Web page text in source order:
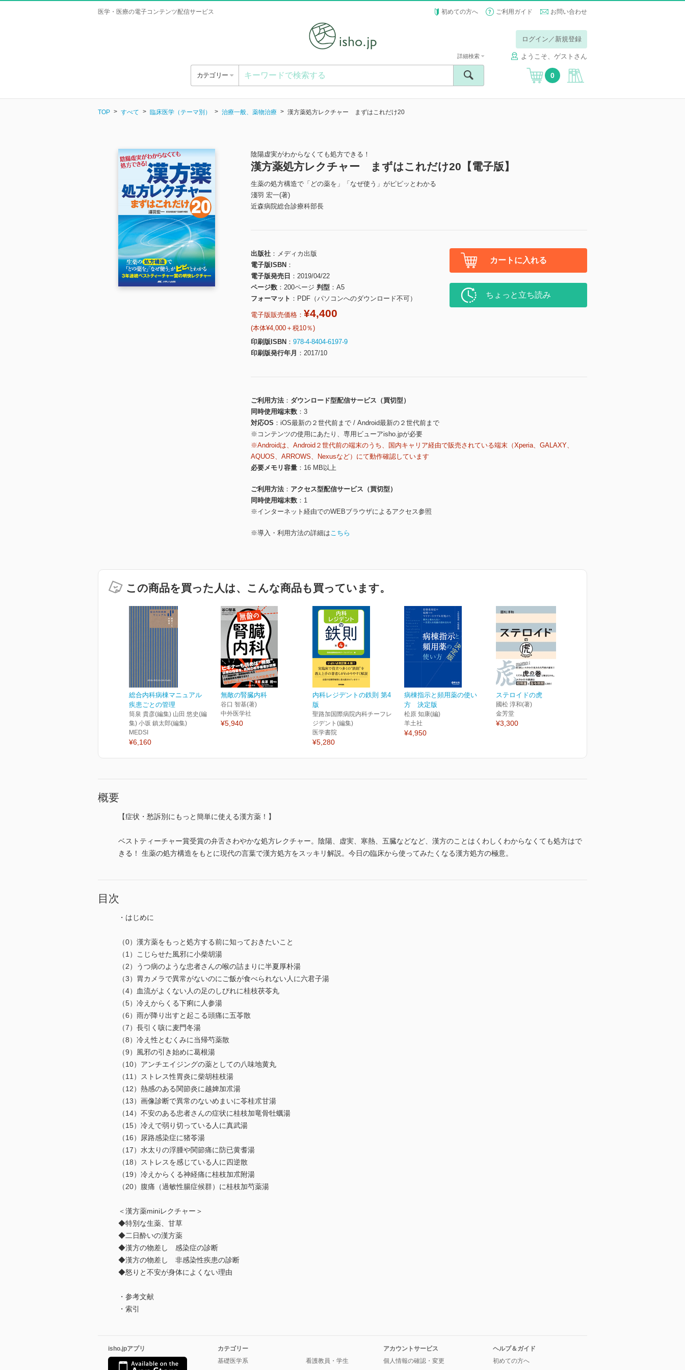
医学・医療の電子コンテンツ配信サービス 初めての方へ ご利用ガイド お問い合わせ
ログイン／新規登録
ようこそ、ゲストさん
カテゴリー
詳細検索
0
TOP すべて 臨床医学（テーマ別） 治療一般、薬物治療 漢方薬処方レクチャー まずはこれだけ20
陰陽虚実がわからなくても処方できる！
漢方薬処方レクチャー まずはこれだけ20【電子版】
生薬の処方構造で「どの薬を」「なぜ使う」がピピッとわかる
淺羽 宏一(著)
近森病院総合診療科部長
出版社
メディカ出版
電子版ISBN
電子版発売日
2019/04/22
ページ数
200ページ 判型
A5
フォーマット
PDF（パソコンへのダウンロード不可）
電子版販売価格： ¥4,400
(本体¥4,000＋税10％)
印刷版ISBN
978-4-8404-6197-9
印刷版発行年月
2017/10
カートに入れる
ちょっと立ち読み
ご利用方法
ダウンロード型配信サービス（買切型）
同時使用端末数
3
対応OS
iOS最新の２世代前まで / Android最新の２世代前まで
※コンテンツの使用にあたり、専用ビューアisho.jpが必要
※Androidは、Android２世代前の端末のうち、国内キャリア経由で販売されている端末（Xperia、GALAXY、
AQUOS、ARROWS、Nexusなど）にて動作確認しています
必要メモリ容量
16 MB以上
ご利用方法
アクセス型配信サービス（買切型）
同時使用端末数
1
※インターネット経由でのWEBブラウザによるアクセス参照
※導入・利用方法の詳細はこちら
この商品を買った人は、こんな商品も買っています。
総合内科病棟マニュアル
疾患ごとの管理
筒泉 貴彦(編集) 山田 悠史(編
集) 小坂 鎮太郎(編集)
MEDSI
¥6,160
無敵の腎臓内科
谷口 智基(著)
中外医学社
¥5,940
内科レジデントの鉄則 第4
版
聖路加国際病院内科チーフレ
ジデント(編集)
医学書院
¥5,280
病棟指示と頻用薬の使い
方 決定版
松原 知康(編)
羊土社
¥4,950
ステロイドの虎
國松 淳和(著)
金芳堂
¥3,300
概要
【症状・愁訴別にもっと簡単に使える漢方薬！】
ベストティーチャー賞受賞の弁舌さわやかな処方レクチャー。陰陽、虚実、寒熱、五臓などなど、漢方のことはくわしくわからなくても処方はで
きる！ 生薬の処方構造をもとに現代の言葉で漢方処方をスッキリ解説。今日の臨床から使ってみたくなる漢方処方の極意。
目次
・はじめに
（0）漢方薬をもっと処方する前に知っておきたいこと
（1）こじらせた風邪に小柴胡湯
（2）うつ病のような忠者さんの喉の詰まりに半夏厚朴湯
（3）胃カメラで異常がないのにご飯が食べられない人に六君子湯
（4）血流がよくない人の足のしびれに桂枝茯苓丸
（5）冷えからくる下痢に人参湯
（6）雨が降り出すと起こる頭痛に五苓散
（7）長引く咳に麦門冬湯
（8）冷え性とむくみに当帰芍薬散
（9）風邪の引き始めに葛根湯
（10）アンチエイジングの薬としての八味地黄丸
（11）ストレス性胃炎に柴胡桂枝湯
（12）熱感のある関節炎に越婢加朮湯
（13）画像診断で異常のないめまいに苓桂朮甘湯
（14）不安のある忠者さんの症状に桂枝加竜骨牡蠣湯
（15）冷えで弱り切っている人に真武湯
（16）尿路感染症に猪苓湯
（17）水太りの浮腫や関節痛に防已黄耆湯
（18）ストレスを感じている人に四逆散
（19）冷えからくる神経痛に桂枝加朮附湯
（20）腹痛（過敏性腸症候群）に桂枝加芍薬湯
＜漢方薬miniレクチャー＞
◆特別な生薬、甘草
◆二日酔いの漢方薬
◆漢方の物差し 感染症の診断
◆漢方の物差し 非感染性疾患の診断
◆怒りと不安が身体によくない理由
・参考文献
・索引
isho.jpアプリ
カテゴリー
基礎医学系
看護教員・学生
アカウントサービス
個人情報の確認・変更
ヘルプ＆ガイド
初めての方へ